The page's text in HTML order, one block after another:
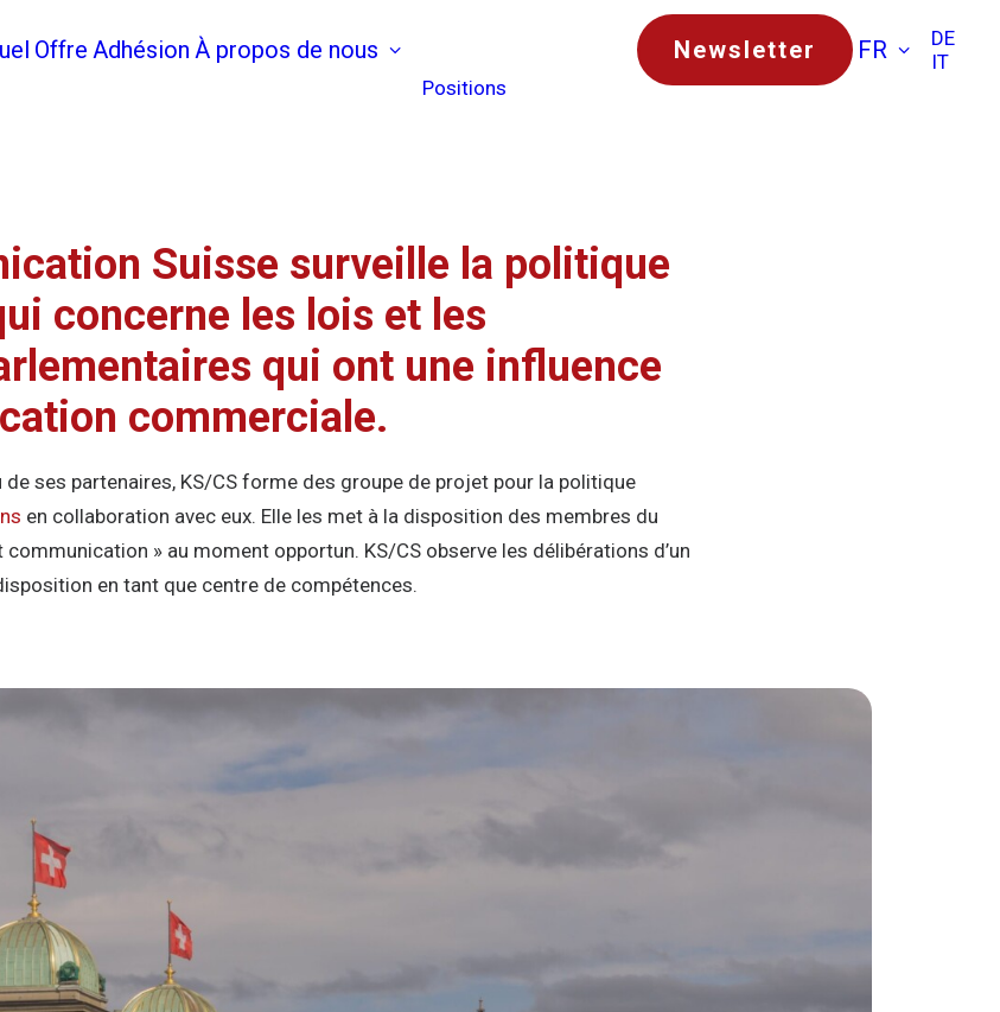
Offre Adhésion À propos de nous
Positions
Newsletter FR
DE
IT
Suisse surveille la politique
concerne les lois et les
qui ont une influence
commerciale.
de ses partenaires, KS/CS forme des groupe de projet pour la politique
en collaboration avec eux. Elle les met à la disposition des membres du
» au moment opportun. KS/CS observe les délibérations d’un
en tant que centre de compétences.